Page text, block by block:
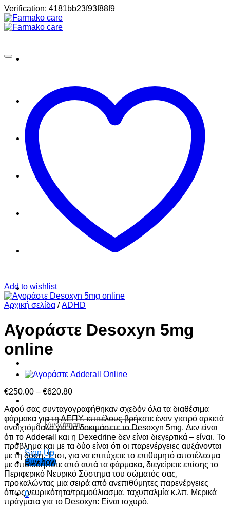
Verification: 4181bb23f93f88f9Μετάβαση
Σπίτι
Shop
About
Checkout
Cart
Αναζήτηση
για:
Sign Up
Buy now
0
Add to wishlist
Αρχική σελίδα / ADHD
Αγοράστε Desoxyn 5mg
online
€250.00 – €620.80Price
€250.00
through
€620.80
Αφού σας συνταγογραφήθηκαν σχεδόν όλα τα διαθέσιμα
φάρμακα για τη ΔΕΠΥ, επιτέλους βρήκατε έναν γιατρό αρκετά
ανοιχτόμυαλο για να δοκιμάσετε το Desoxyn 5mg. Δεν είναι
ότι το Adderall και η Dexedrine δεν είναι διεγερτικά – είναι. Το
πρόβλημα και με τα δύο είναι ότι οι παρενέργειες αυξάνονται
με τη δόση. Έτσι, για να επιτύχετε το επιθυμητό αποτέλεσμα
με οποιοδήποτε από αυτά τα φάρμακα, διεγείρετε επίσης το
Περιφερικό Νευρικό Σύστημα του σώματός σας,
προκαλώντας μια σειρά από ανεπιθύμητες παρενέργειες
όπως νευρικότητα/τρεμούλιασμα, ταχυπαλμία κ.λπ. Μερικά
πράγματα για το Desoxyn: Είναι ισχυρό.